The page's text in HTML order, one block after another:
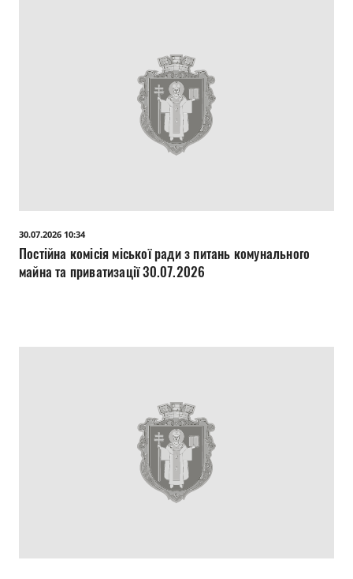
30.07.2026 10:34
Постійна комісія міської ради з питань комунального
майна та приватизації 30.07.2026